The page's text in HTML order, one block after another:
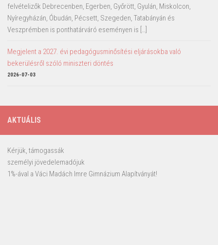
felvételizők Debrecenben, Egerben, Győrött, Gyulán, Miskolcon,
Nyíregyházán, Óbudán, Pécsett, Szegeden, Tatabányán és
Veszprémben is ponthatárváró eseményen is […]
Megjelent a 2027. évi pedagógusminősítési eljárásokba való
bekerülésről szóló miniszteri döntés
2026-07-03
AKTUÁLIS
Kérjük, támogassák
személyi jövedelemadójuk
1%-ával a Váci Madách Imre Gimnázium Alapítványát!